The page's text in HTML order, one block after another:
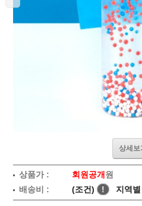
상세보
상품가 : 회원공개원
배송비 :
(조건) ! 지역별